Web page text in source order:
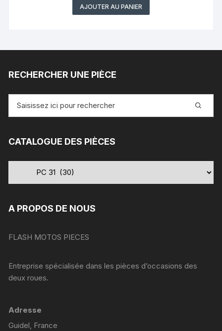
AJOUTER AU PANIER
RECHERCHER UNE PIÈCE
pour
CATALOGUE DES PIÈCES
A PROPOS DE NOUS
FLASH MOTOS PIECES
Entreprise spécialisée dans les pièces d’occasions des
deux roues.
Adresse
Guidel, France